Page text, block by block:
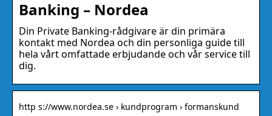
Banking – Nordea
Din Private Banking-rådgivare är din primära
kontakt med Nordea och din personliga guide till
hela vårt omfattade erbjudande och vår service till
dig.
http s://www.nordea.se › kundprogram › formanskund